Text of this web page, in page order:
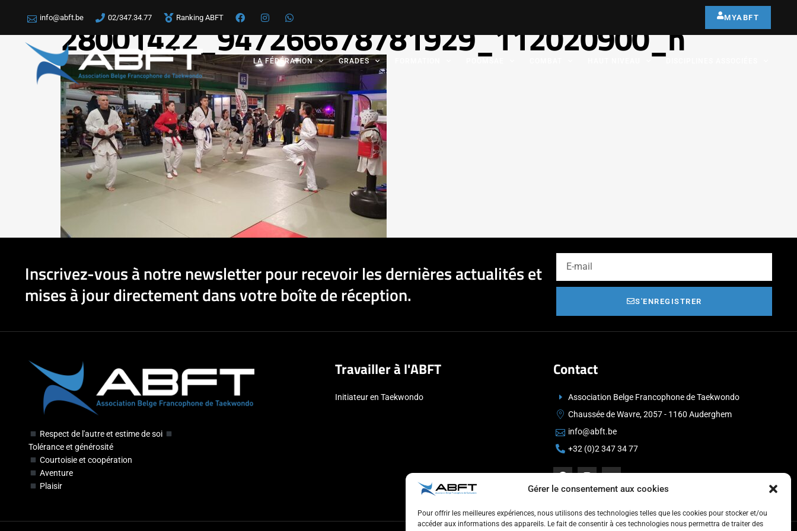
Gérer le consentement aux cookies
Pour offrir les meilleures expériences, nous utilisons des technologies telles que les cookies pour stocker et/ou
accéder aux informations des appareils. Le fait de consentir à ces technologies nous permettra de traiter des
info@abft.be 02/347.34.77 Ranking ABFT MYABFT
LA FÉDÉRATION GRADES
28001422_947266678781929_112020900_n
Inscrivez-vous à notre newsletter pour recevoir les dernières actualités et
mises à jour directement dans votre boîte de réception.
S'ENREGISTRER
Respect de l'autre et estime de soi
Tolérance et générosité
Courtoisie et coopération
Aventure
Plaisir
Travailler à l'ABFT
Initiateur en Taekwondo
Contact
Association Belge Francophone de Taekwondo
Chaussée de Wavre, 2057 - 1160 Auderghem
info@abft.be
+32 (0)2 347 34 77